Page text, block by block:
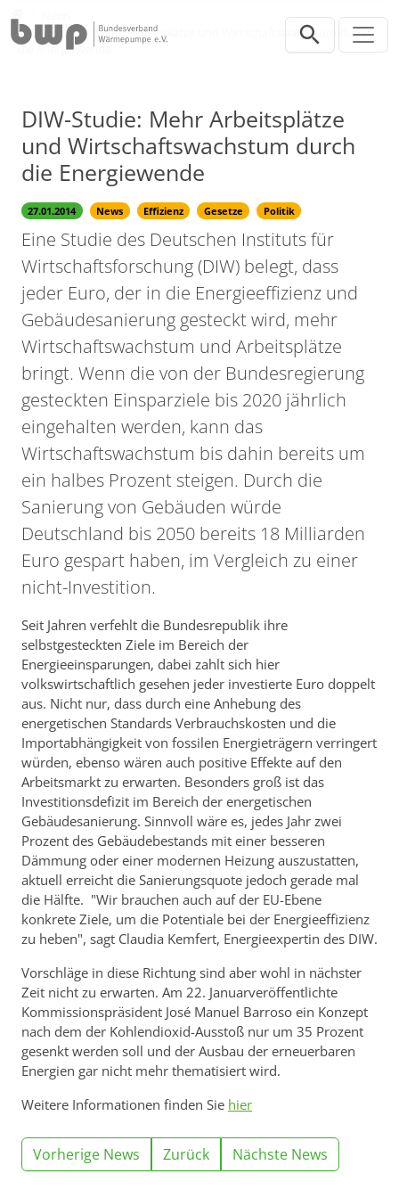
DIW-Studie: Mehr Arbeitsplätze und Wirtschaftswachstum durch
die Energiewende
DIW-Studie: Mehr Arbeitsplätze
und Wirtschaftswachstum durch
die Energiewende
27.01.2014 News Effizienz Gesetze Politik
Eine Studie des Deutschen Instituts für
Wirtschaftsforschung (DIW) belegt, dass
jeder Euro, der in die Energieeffizienz und
Gebäudesanierung gesteckt wird, mehr
Wirtschaftswachstum und Arbeitsplätze
bringt. Wenn die von der Bundesregierung
gesteckten Einsparziele bis 2020 jährlich
eingehalten werden, kann das
Wirtschaftswachstum bis dahin bereits um
ein halbes Prozent steigen. Durch die
Sanierung von Gebäuden würde
Deutschland bis 2050 bereits 18 Milliarden
Euro gespart haben, im Vergleich zu einer
nicht-Investition.
Seit Jahren verfehlt die Bundesrepublik ihre
selbstgesteckten Ziele im Bereich der
Energieeinsparungen, dabei zahlt sich hier
volkswirtschaftlich gesehen jeder investierte Euro doppelt
aus. Nicht nur, dass durch eine Anhebung des
energetischen Standards Verbrauchskosten und die
Importabhängigkeit von fossilen Energieträgern verringert
würden, ebenso wären auch positive Effekte auf den
Arbeitsmarkt zu erwarten. Besonders groß ist das
Investitionsdefizit im Bereich der energetischen
Gebäudesanierung. Sinnvoll wäre es, jedes Jahr zwei
Prozent des Gebäudebestands mit einer besseren
Dämmung oder einer modernen Heizung auszustatten,
aktuell erreicht die Sanierungsquote jedoch gerade mal
die Hälfte. "Wir brauchen auch auf der EU-Ebene
konkrete Ziele, um die Potentiale bei der Energieeffizienz
zu heben", sagt Claudia Kemfert, Energieexpertin des DIW.
Vorschläge in diese Richtung sind aber wohl in nächster
Zeit nicht zu erwarten. Am 22. Januarveröffentlichte
Kommissionspräsident José Manuel Barroso ein Konzept
nach dem der Kohlendioxid-Ausstoß nur um 35 Prozent
gesenkt werden soll und der Ausbau der erneuerbaren
Energien gar nicht mehr thematisiert wird.
Weitere Informationen finden Sie hier
Vorherige News Zurück Nächste News